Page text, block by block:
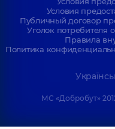
Условия
Публичный договор
Уголок потребителя
Правила
Политика
МС «Добробут»